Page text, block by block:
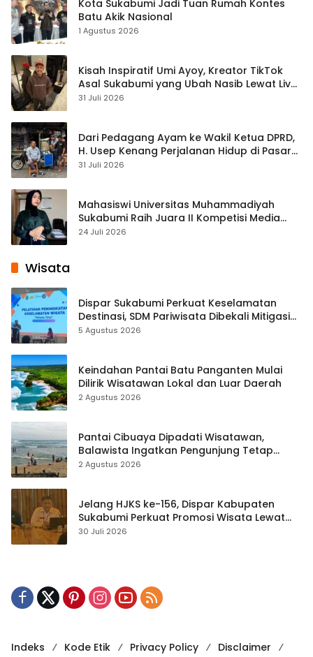
Kota Sukabumi Jadi Tuan Rumah Kontes
Batu Akik Nasional
1 Agustus 2026
Kisah Inspiratif Umi Ayoy, Kreator TikTok
Asal Sukabumi yang Ubah Nasib Lewat Live
Streaming
31 Juli 2026
Dari Pedagang Ayam ke Wakil Ketua DPRD,
H. Usep Kenang Perjalanan Hidup di Pasar
Cisaat
31 Juli 2026
Mahasiswi Universitas Muhammadiyah
Sukabumi Raih Juara II Kompetisi Media
Pembelajaran Digital Tingkat Internasional
24 Juli 2026
Wisata
Dispar Sukabumi Perkuat Keselamatan
Destinasi, SDM Pariwisata Dibekali Mitigasi
hingga Teknik Evakuasi
5 Agustus 2026
Keindahan Pantai Batu Panganten Mulai
Dilirik Wisatawan Lokal dan Luar Daerah
2 Agustus 2026
Pantai Cibuaya Dipadati Wisatawan,
Balawista Ingatkan Pengunjung Tetap
Waspada
2 Agustus 2026
Jelang HJKS ke-156, Dispar Kabupaten
Sukabumi Perkuat Promosi Wisata Lewat
Publikasi Digital
30 Juli 2026
Indeks Kode Etik Privacy Policy
Disclaimer